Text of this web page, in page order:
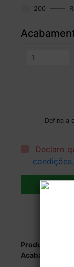
200
Defina a
Declaro
condições.
Produção:
Acabamentos: